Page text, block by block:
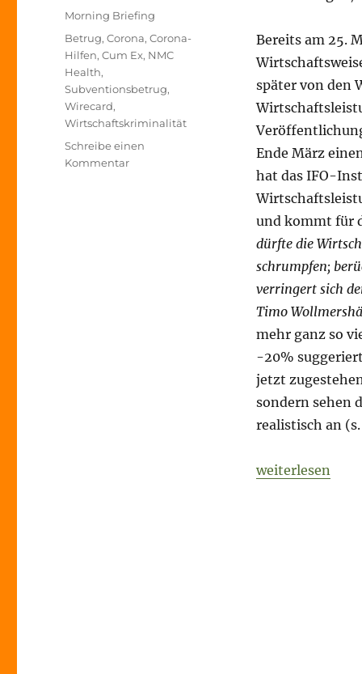
Bereits am 25.
später von den
Ende März
hat das IFO-
und kommt für
dürfte die
schrumpfen;
verringert sich
Timo
mehr ganz so
-20%
jetzt
sondern sehen
realistisch an
„Morning
weiterlesen
Kategorien
Morning Briefing
Schlagwörter
Betrug,Corona,Corona-
Hilfen,Cum Ex, NMC
Health,
Subventionsbetrug,
Wirecard,
Wirtschaftskriminalität
Schreibe einen
Kommentarzu